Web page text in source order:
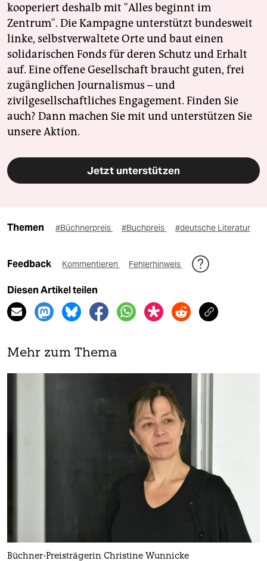
kooperiert deshalb mit "Alles beginnt im
Zentrum". Die Kampagne unterstützt bundesweit
linke, selbstverwaltete Orte und baut einen
solidarischen Fonds für deren Schutz und Erhalt
auf. Eine offene Gesellschaft braucht guten, frei
zugänglichen Journalismus – und
zivilgesellschaftliches Engagement. Finden Sie
auch? Dann machen Sie mit und unterstützen Sie
unsere Aktion.
Jetzt unterstützen
Themen #Büchnerpreis #Buchpreis #deutsche Literatur
Feedback Kommentieren Fehlerhinweis
Diesen Artikel teilen
Mehr zum Thema
Büchner-Preisträgerin Christine Wunnicke